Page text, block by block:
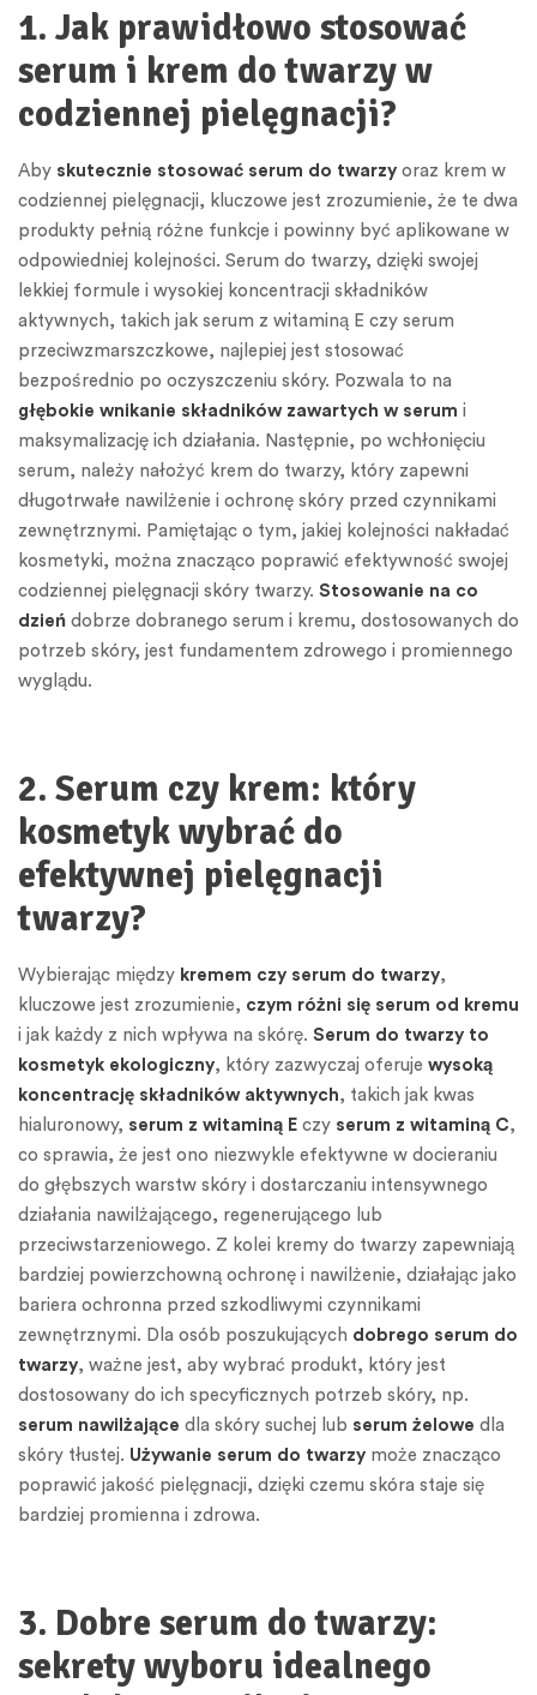
1. Jak prawidłowo stosować
serum i krem do twarzy w
codziennej pielęgnacji?
Aby skutecznie stosować serum do twarzy oraz krem w
codziennej pielęgnacji, kluczowe jest zrozumienie, że te dwa
produkty pełnią różne funkcje i powinny być aplikowane w
odpowiedniej kolejności. Serum do twarzy, dzięki swojej
lekkiej formule i wysokiej koncentracji składników
aktywnych, takich jak serum z witaminą E czy serum
przeciwzmarszczkowe, najlepiej jest stosować
bezpośrednio po oczyszczeniu skóry. Pozwala to na
głębokie wnikanie składników zawartych w serum i
maksymalizację ich działania. Następnie, po wchłonięciu
serum, należy nałożyć krem do twarzy, który zapewni
długotrwałe nawilżenie i ochronę skóry przed czynnikami
zewnętrznymi. Pamiętając o tym, jakiej kolejności nakładać
kosmetyki, można znacząco poprawić efektywność swojej
codziennej pielęgnacji skóry twarzy. Stosowanie na co
dzień dobrze dobranego serum i kremu, dostosowanych do
potrzeb skóry, jest fundamentem zdrowego i promiennego
wyglądu.
2. Serum czy krem: który
kosmetyk wybrać do
efektywnej pielęgnacji
twarzy?
Wybierając między kremem czy serum do twarzy,
kluczowe jest zrozumienie, czym różni się serum od kremu
i jak każdy z nich wpływa na skórę. Serum do twarzy to
kosmetyk ekologiczny, który zazwyczaj oferuje wysoką
koncentrację składników aktywnych, takich jak kwas
hialuronowy, serum z witaminą E czy serum z witaminą C,
co sprawia, że jest ono niezwykle efektywne w docieraniu
do głębszych warstw skóry i dostarczaniu intensywnego
działania nawilżającego, regenerującego lub
przeciwstarzeniowego. Z kolei kremy do twarzy zapewniają
bardziej powierzchowną ochronę i nawilżenie, działając jako
bariera ochronna przed szkodliwymi czynnikami
zewnętrznymi. Dla osób poszukujących dobrego serum do
twarzy, ważne jest, aby wybrać produkt, który jest
dostosowany do ich specyficznych potrzeb skóry, np.
serum nawilżające dla skóry suchej lub serum żelowe dla
skóry tłustej. Używanie serum do twarzy może znacząco
poprawić jakość pielęgnacji, dzięki czemu skóra staje się
bardziej promienna i zdrowa.
3. Dobre serum do twarzy:
sekrety wyboru idealnego